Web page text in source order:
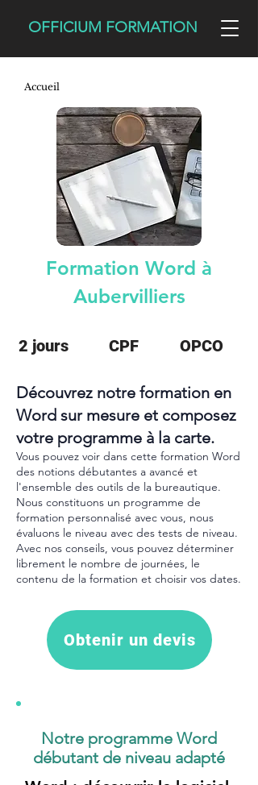
OFFICIUM FORMATION
Accueil
Formation Word à
Aubervilliers
2 jours CPF OPCO
Découvrez notre formation en
Word sur mesure et composez
votre programme à la carte.
Vous pouvez voir dans cette formation Word
des notions débutantes a avancé et
l'ensemble des outils de la bureautique.
Nous constituons un programme de
formation personnalisé avec vous, nous
évaluons le niveau avec des tests de niveau.
Avec nos conseils, vous pouvez déterminer
librement le nombre de journées, le
contenu de la formation et choisir vos dates.
Obtenir un devis
Notre programme Word
débutant de niveau adapté